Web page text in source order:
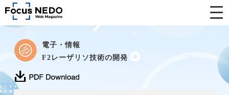
電子・情報
F2レーザリソ技術の開発